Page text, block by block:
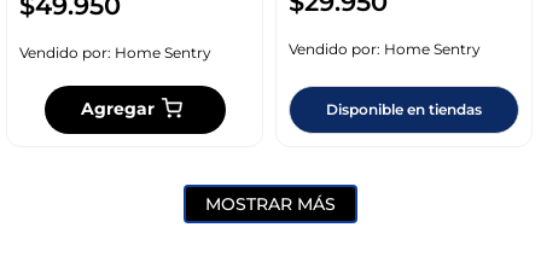
Vendido por: Home Sentry
Agregar
Vendido por: Home Sentry
Disponible en tiendas
MOSTRAR MÁS